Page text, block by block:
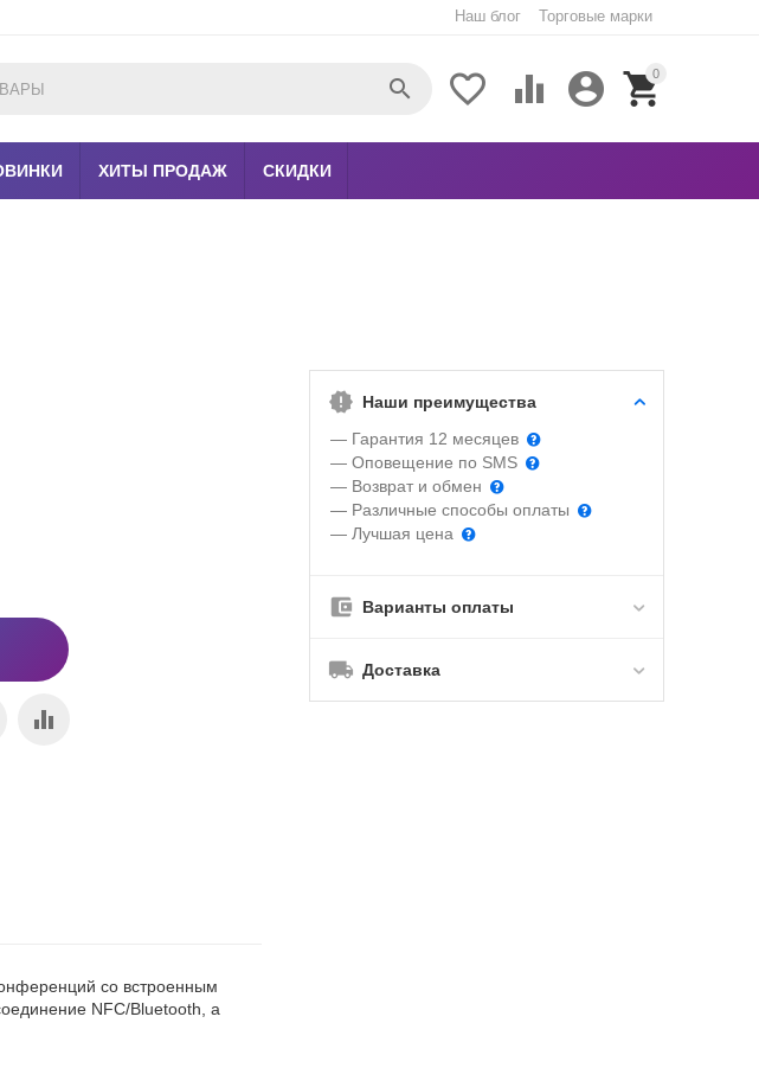
Наш блог Торговые марки
0


 

ХИТЫ ПРОДАЖ СКИДКИ
Наши преимущества
— Гарантия 12 месяцев
— Оповещение по SMS
— Возврат и обмен
— Различные способы оплаты
— Лучшая цена
Варианты оплаты
Доставка
со встроенным
NFC/Bluetooth, а